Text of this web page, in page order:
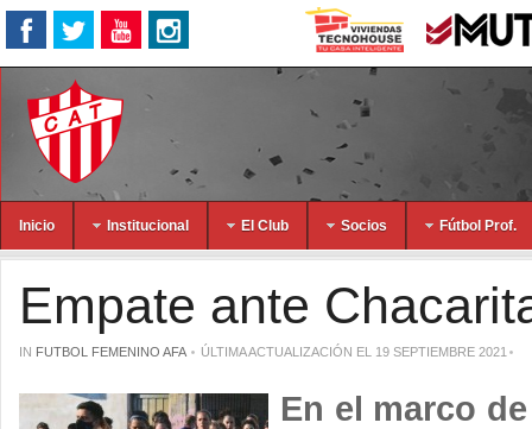
Inicio Institucional El Club Socios Fútbol Prof.
Empate ante
IN FUTBOL FEMENINO AFA ÚLTIMA ACTUALIZACIÓN EL 19 SEPTIEMBRE 2021
En el marco